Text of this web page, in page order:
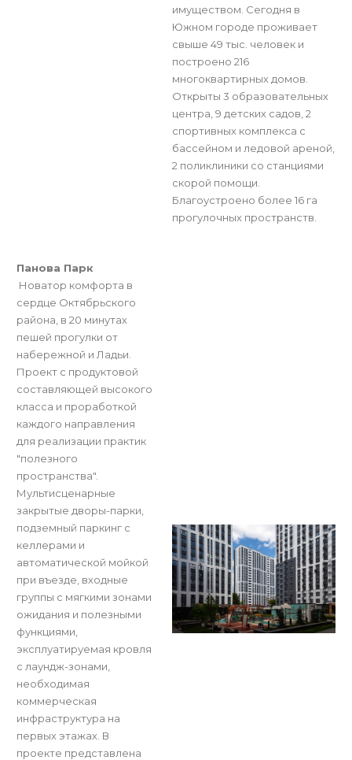
имуществом. Сегодня в
Южном городе проживает
свыше 49 тыс. человек и
построено 216
многоквартирных домов.
Открыты 3 образовательных
центра, 9 детских садов, 2
спортивных комплекса с
бассейном и ледовой ареной,
2 поликлиники со станциями
скорой помощи.
Благоустроено более 16 га
прогулочных пространств.
Панова Парк
Новатор комфорта в
сердце Октябрьского
района, в 20 минутах
пешей прогулки от
набережной и Ладьи.
Проект с продуктовой
составляющей высокого
класса и проработкой
каждого направления
для реализации практик
"полезного
пространства".
Мультисценарные
закрытые дворы-парки,
подземный паркинг с
келлерами и
автоматической мойкой
при въезде, входные
группы с мягкими зонами
ожидания и полезными
функциями,
эксплуатируемая кровля
с лаундж-зонами,
необходимая
коммерческая
инфраструктура на
первых этажах. В
проекте представлена